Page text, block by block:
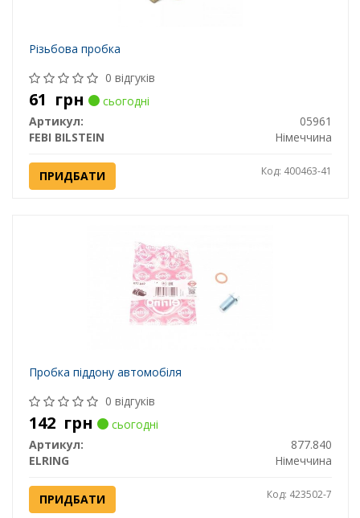
Різьбова пробка
0 відгуків
61 грн
сьогодні
Артикул:
05961
FEBI BILSTEIN
Німеччина
ПРИДБАТИ Код: 400463-41
Пробка піддону автомобіля
0 відгуків
142 грн
сьогодні
Артикул:
877.840
ELRING
Німеччина
ПРИДБАТИ Код: 423502-7